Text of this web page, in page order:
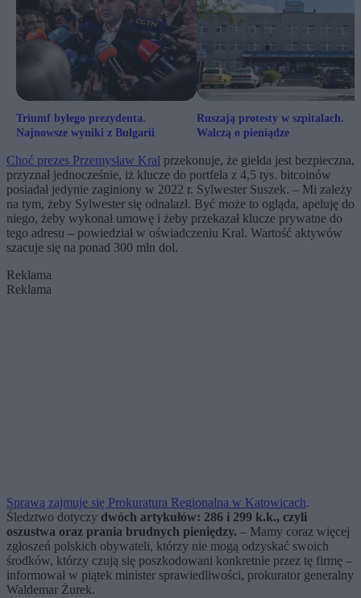
Triumf byłego prezydenta.
Najnowsze wyniki z Bułgarii
Ruszają protesty w szpitalach.
Walczą o pieniądze
Choć prezes Przemysław Kral przekonuje, że giełda jest bezpieczna,
przyznał jednocześnie, iż klucze do portfela z 4,5 tys. bitcoinów
posiadał jedynie zaginiony w 2022 r. Sylwester Suszek. – Mi zależy
na tym, żeby Sylwester się odnalazł. Być może to ogląda, apeluję do
niego, żeby wykonał umowę i żeby przekazał klucze prywatne do
tego adresu – powiedział w oświadczeniu Kral. Wartość aktywów
szacuje się na ponad 300 mln dol.
Reklama
Reklama
Sprawą zajmuje się Prokuratura Regionalna w Katowicach.
Śledztwo dotyczy dwóch artykułów: 286 i 299 k.k., czyli
oszustwa oraz prania brudnych pieniędzy. – Mamy coraz więcej
zgłoszeń polskich obywateli, którzy nie mogą odzyskać swoich
środków, którzy czują się poszkodowani konkretnie przez tę firmę –
informował w piątek minister sprawiedliwości, prokurator generalny
Waldemar Żurek.